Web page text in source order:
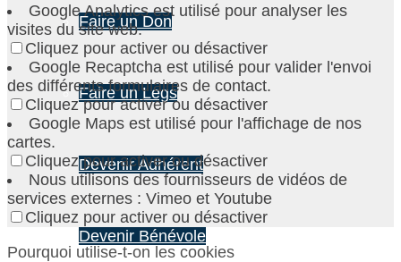
Faire un Don
Faire un Legs
Devenir Adhérent
Devenir Bénévole
Google Analytics est utilisé pour analyser les
visites du site web.
Cliquez pour activer ou désactiver
Google Recaptcha est utilisé pour valider l'envoi
des différents formulaires de contact.
Cliquez pour activer ou désactiver
Google Maps est utilisé pour l'affichage de nos
cartes.
Cliquez pour activer ou désactiver
Nous utilisons des fournisseurs de vidéos de
services externes : Vimeo et Youtube
Cliquez pour activer ou désactiver
Pourquoi utilise-t-on les cookies